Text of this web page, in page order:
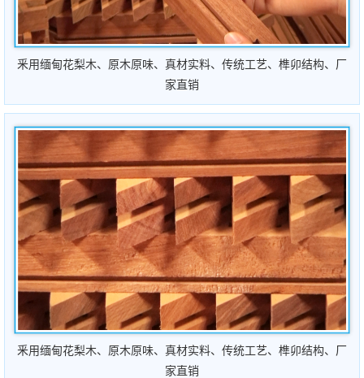
釆用缅甸花梨木、原木原味、真材实料、 传统工艺、榫卯结构、 厂
家直销
釆用缅甸花梨木、原木原味、真材实料、传统工艺、榫卯结构、厂
家直销